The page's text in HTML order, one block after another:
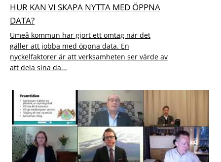
HUR KAN VI SKAPA NYTTA MED ÖPPNA
DATA?
Umeå kommun har gjort ett omtag när det
gäller att jobba med öppna data. En
nyckelfaktorer är att verksamheten ser värde av
att dela sina da...